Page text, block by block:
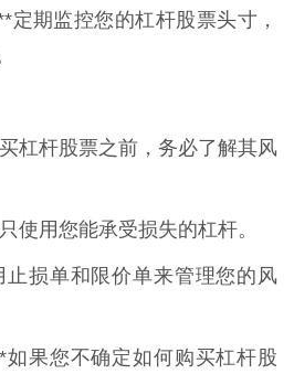
定期监控您的杠杆股票头寸，
杠杆股票之前，务必了解其风
使用您能承受损失的杠杆。
损单和限价单来管理您的风
果您不确定如何购买杠杆股